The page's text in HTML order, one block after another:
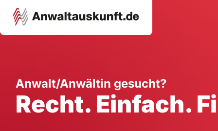
Ausbildung
Handwerk
Dienstleistung
Anwalt/Anwältin gesucht?
Recht. Einfach.